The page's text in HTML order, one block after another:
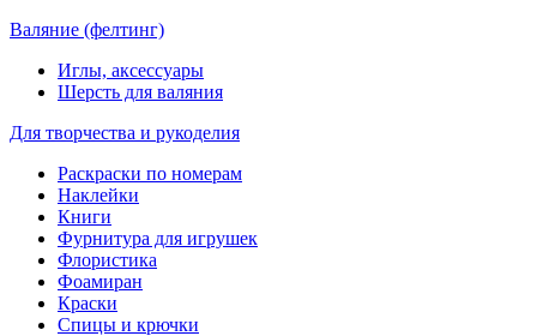
Валяние (фелтинг)
Иглы, аксессуары
Шерсть для валяния
Для творчества и рукоделия
Раскраски по номерам
Наклейки
Книги
Фурнитура для игрушек
Флористика
Фоамиран
Краски
Спицы и крючки